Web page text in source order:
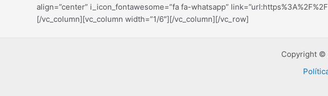
align=”center” i_icon_fontawesome=”fa fa-whatsapp”
[/vc_column][vc_column width=”1/6″][/vc_column][/vc_row]
Copyright ©